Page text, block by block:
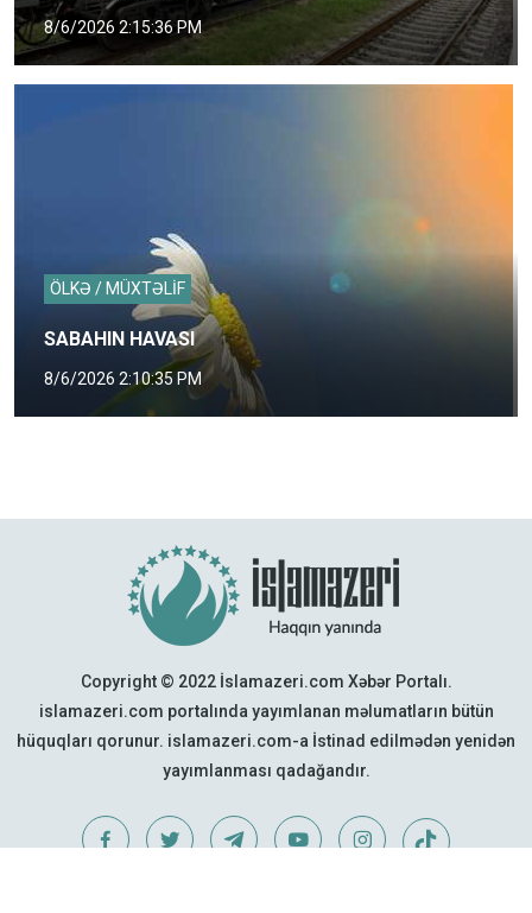
8/6/2026 2:15:36 PM
ÖLKƏ / MÜXTƏLİF
SABAHIN HAVASI
8/6/2026 2:10:35 PM
Copyright © 2022 İslamazeri.com Xəbər Portalı.
islamazeri.com portalında yayımlanan məlumatların bütün
hüquqları qorunur. islamazeri.com-a İstinad edilmədən yenidən
yayımlanması qadağandır.